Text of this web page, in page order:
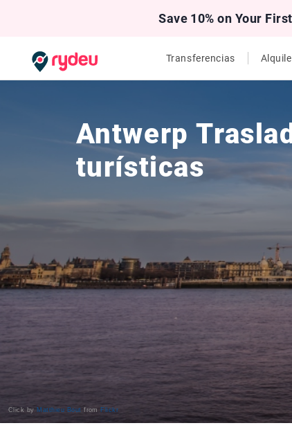
Save 10% on Your
Transferencias
Antwerp
turísticas
Click by Matthieu Bout from Flickr